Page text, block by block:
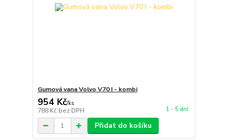
Gumová vana Volvo V70 I - kombi
954 Kč/ks
788 Kč bez DPH 1 - 5 dní
Přidat do košíku